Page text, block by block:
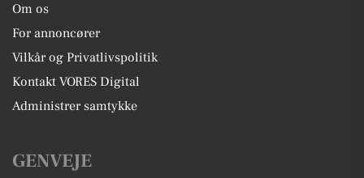
Om os
For annoncører
Vilkår og Privatlivspolitik
Kontakt VORES Digital
Administrer samtykke
GENVEJE